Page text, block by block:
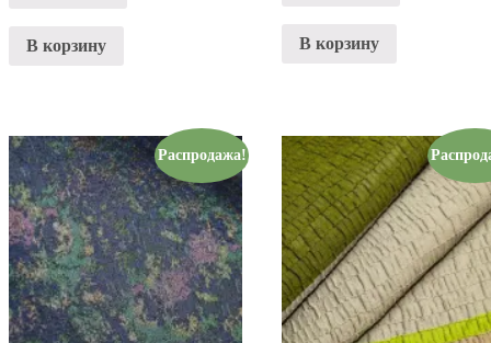
В корзину В корзину
Распродажа!